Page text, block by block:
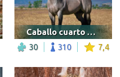
Caballo cuarto de milla al atardecer
30 310 7,4